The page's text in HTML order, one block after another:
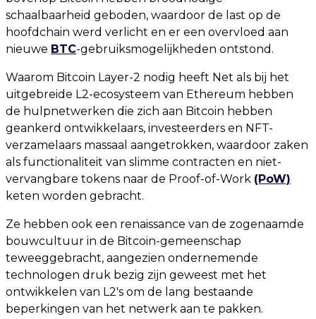
schaalbaarheid geboden, waardoor de last op de
hoofdchain werd verlicht en er een overvloed aan
nieuwe BTC-gebruiksmogelijkheden ontstond.
Waarom Bitcoin Layer-2 nodig heeft Net als bij het
uitgebreide L2-ecosysteem van Ethereum hebben
de hulpnetwerken die zich aan Bitcoin hebben
geankerd ontwikkelaars, investeerders en NFT-
verzamelaars massaal aangetrokken, waardoor zaken
als functionaliteit van slimme contracten en niet-
vervangbare tokens naar de Proof-of-Work (PoW)
keten worden gebracht.
Ze hebben ook een renaissance van de zogenaamde
bouwcultuur in de Bitcoin-gemeenschap
teweeggebracht, aangezien ondernemende
technologen druk bezig zijn geweest met het
ontwikkelen van L2's om de lang bestaande
beperkingen van het netwerk aan te pakken.